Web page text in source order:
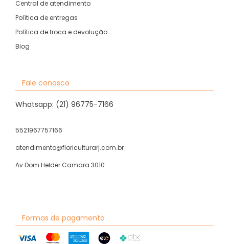
Central de atendimento
Política de entregas
Política de troca e devolução
Blog
Fale conosco
Whatsapp: (21) 96775-7166
5521967757166
atendimento@floriculturarj.com.br
Av Dom Helder Camara 3010
Formas de pagamento